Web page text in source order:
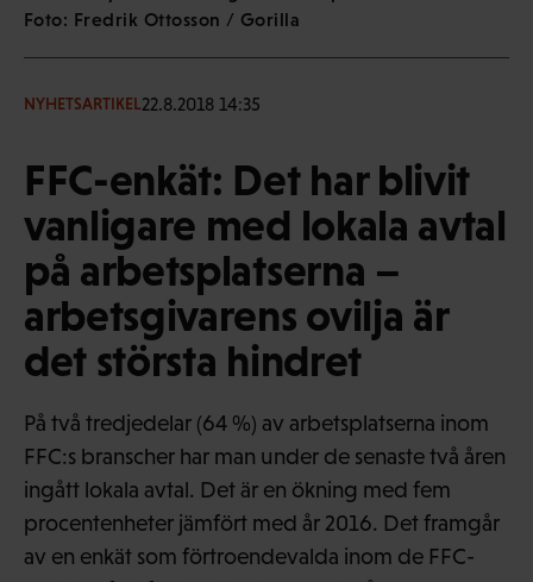
Foto: Fredrik Ottosson / Gorilla
NYHETSARTIKEL22.8.2018 14:35
FFC-enkät: Det har blivit
vanligare med lokala avtal
på arbetsplatserna –
arbetsgivarens ovilja är
det största hindret
På två tredjedelar (64 %) av arbetsplatserna inom
FFC:s branscher har man under de senaste två åren
ingått lokala avtal. Det är en ökning med fem
procentenheter jämfört med år 2016. Det framgår
av en enkät som förtroendevalda inom de FFC-